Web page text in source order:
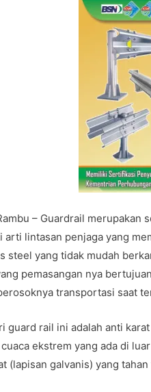
– Guardrail merupakan
arti lintasan penjaga yang
steel yang tidak mudah
pemasangan nya
transportasi saat
guard rail ini adalah anti
ekstrem yang ada di
(lapisan galvanis) yang